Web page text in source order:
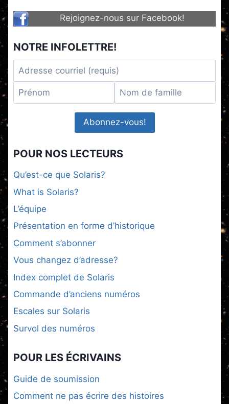
Rejoignez-nous sur Facebook!
NOTRE INFOLETTRE!
POUR NOS LECTEURS
Qu’est-ce que Solaris?
What is Solaris?
L’équipe
Présentation en forme d’historique
Comment s’abonner
Vous changez d’adresse?
Index complet de Solaris
Commande d’anciens numéros
Escales sur Solaris
Survol des numéros
POUR LES ÉCRIVAINS
Guide de soumission
Comment ne pas écrire des histoires